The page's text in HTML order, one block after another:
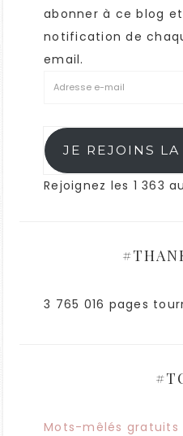
abonner à ce blog
notification de
email.
Rejoignez les 1 363
3 765 016 pages
Mots-mêlés gratuits